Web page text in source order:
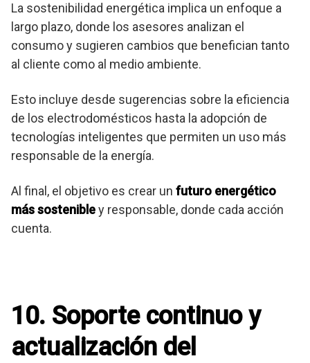
La sostenibilidad energética implica un enfoque a
largo plazo, donde los asesores analizan el
consumo y sugieren cambios que benefician tanto
al cliente como al medio ambiente.
Esto incluye desde sugerencias sobre la eficiencia
de los electrodomésticos hasta la adopción de
tecnologías inteligentes que permiten un uso más
responsable de la energía.
Al final, el objetivo es crear un futuro energético
más sostenibley responsable, donde cada acción
cuenta.
10. Soporte continuo y
actualización del